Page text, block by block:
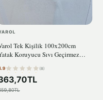
Tek Kişilik 100x200cm
Koruyucu Sıvı Geçirmez
(8)